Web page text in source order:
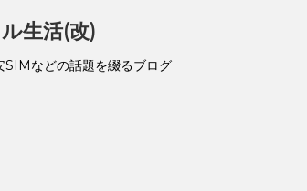
生活(改)
SIMなどの話題を綴るブログ